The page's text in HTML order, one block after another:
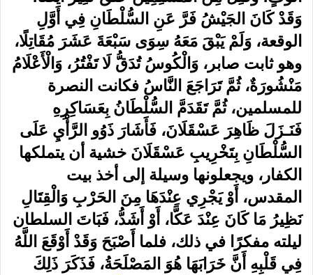
وَقَدْ كَانَ الجَيْشُ فَرَّ عَنِ السُّلْطَانِ فِي أَوَّلِ
الوقعة، وَلَمْ يَبْقَ مَعَهُ سِوَى سَبْعَةَ عَشَرَ مُقَاتِلًا،
وهو ثابت صابر، وَالْكُوسُ تُدَقُّ لَا تَفْتُرُ، وَالْأَعْلَامُ
مَنْشُورَةٌ، ثُمَّ تَرَاجَعَ النَّاسُ فكانت النصرة
للمسلمين، ثُمَّ تَقَدَمَّ السُّلْطَانُ بِعَسَاكِرِهِ
فَنَـزَلَ ظَاهِرَ عَسْقَلَانَ، فَأَشَارَ ذَوُو الرَّأْيِ عَلَى
السُّلْطَانِ بِتَخْرِيبِ عَسْقَلَانَ خشية أن يتملكها
الكفار، ويجعلونها وسيلة إلى أخذ بيت
المقدس، أَوْ يَجْرِي عِنْدَهَا مِنَ الحَرْبِ وَالْقِتَالِ
نَظِيرُ مَا كَانَ عِنْدَ عَكَّا، أَوْ أَشَدُّ، فَبَاتَ السلطان
ليلته مفكرًا في ذلك، فلما أَصْبَحَ وَقَدْ أَوْقَعَ اللَّهُ
فِي قَلْبِهِ أَنَّ خَرَابَهَا هُوَ المَصْلَحَةُ، فَذَكَرَ ذَلِكَ